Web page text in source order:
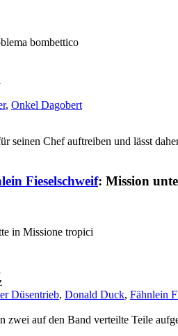
bombettico
, Onkel Dagobert
seinen Chef auftreiben und lässt
Fieselschweif: Mission
in Missione tropici
Düsentrieb, Donald Duck, Fähnlein
zwei auf den Band verteilte Teile